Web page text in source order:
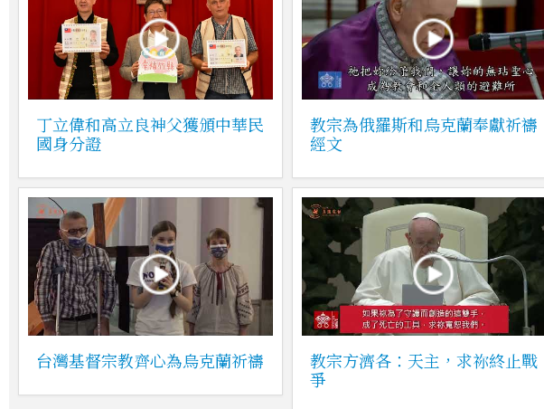
丁立偉和高立良神父獲頒中華民
國身分證
教宗為俄羅斯和烏克蘭奉獻祈禱
經文
台灣基督宗教齊心為烏克蘭祈禱
教宗方濟各：天主，求祢終止戰
爭